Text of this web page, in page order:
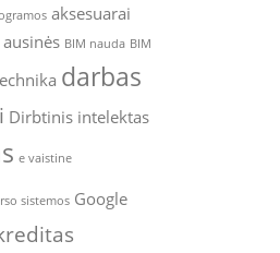
aksesuarai
ausinės BIM nauda BIM
darbas
Dirbtinis intelektas
e vaistine
sistemos Google